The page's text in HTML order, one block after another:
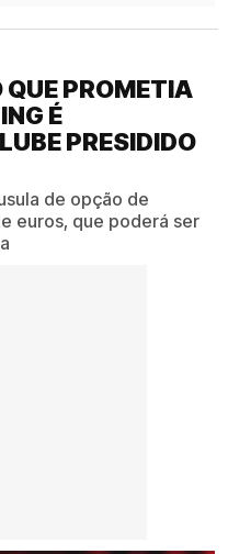
PROMETIA
É
PRESIDIDO
de opção de
euros, que poderá ser